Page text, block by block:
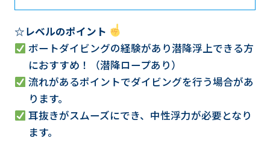
☆レベルのポイント
ボートダイビングの経験があり潜降浮上できる方
におすすめ！（潜降ロープあり）
流れがあるポイントでダイビングを行う場合があ
ります。
耳抜きがスムーズにでき、中性浮力が必要となり
ます。